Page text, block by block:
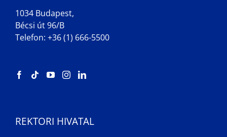
1034 Budapest,
Bécsi út 96/B
Telefon: +36 (1) 666-5500
REKTORI HIVATAL